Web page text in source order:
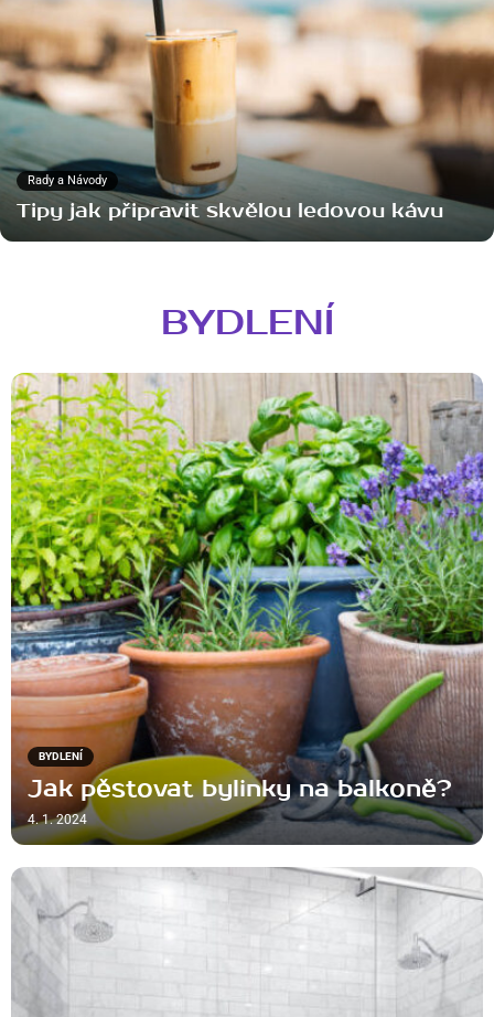
Rady a Návody
Tipy jak připravit skvělou ledovou kávu
BYDLENÍ
BYDLENÍ
Jak pěstovat bylinky na balkoně?
4. 1. 2024